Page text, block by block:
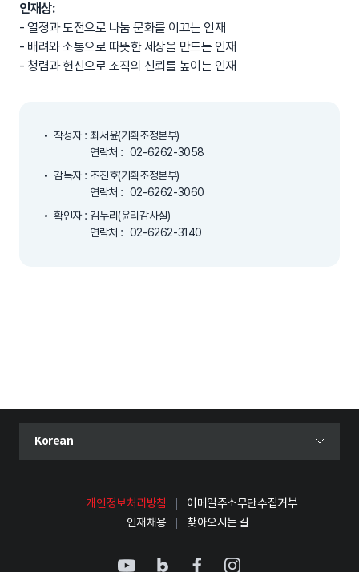
인재상:
- 열정과 도전으로 나눔 문화를 이끄는 인재
- 배려와 소통으로 따뜻한 세상을 만드는 인재
- 청렴과 헌신으로 조직의 신뢰를 높이는 인재
작성자 : 최서윤(기획조정본부)
연락처 : 02-6262-3058
감독자 : 조진호(기획조정본부)
연락처 : 02-6262-3060
확인자 : 김누리(윤리감사실)
연락처 : 02-6262-3140
언어 선택 메뉴 열기
현재 선택된 언어
Korean
개인정보처리방침
이메일주소무단수집거부
인재채용
찾아오시는 길